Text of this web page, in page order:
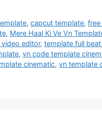
,capcut template,
, Mere Haal Ki Ve Vn
editor, template full beat,
, vn code template
cinematic, vn template